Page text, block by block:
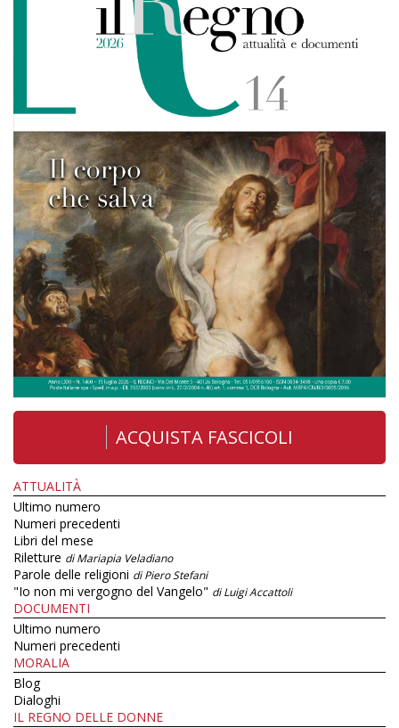
ACQUISTA FASCICOLI
ATTUALITÀ
Ultimo numero
Numeri precedenti
Libri del mese
Riletture di Mariapia Veladiano
Parole delle religioni di Piero Stefani
"Io non mi vergogno del Vangelo" di Luigi Accattoli
DOCUMENTI
Ultimo numero
Numeri precedenti
MORALIA
Blog
Dialoghi
IL REGNO DELLE DONNE